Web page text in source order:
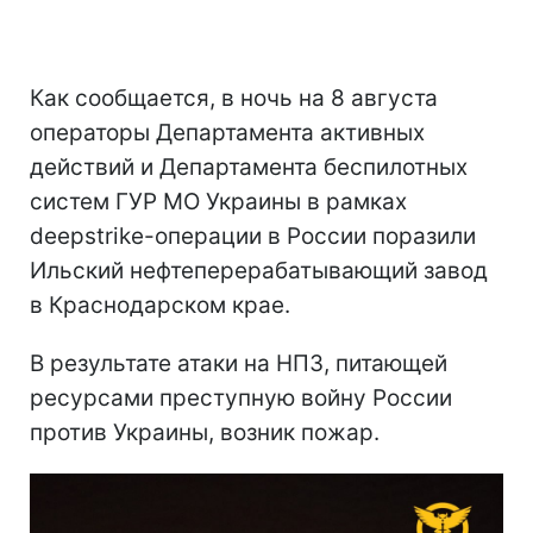
Как сообщается, в ночь на 8 августа
операторы Департамента активных
действий и Департамента беспилотных
систем ГУР МО Украины в рамках
deepstrike-операции в России поразили
Ильский нефтеперерабатывающий завод
в Краснодарском крае.
В результате атаки на НПЗ, питающей
ресурсами преступную войну России
против Украины, возник пожар.